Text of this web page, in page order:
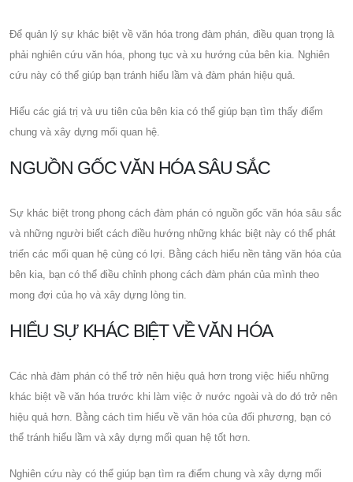
Để quản lý sự khác biệt về văn hóa trong đàm phán, điều quan trọng là
phải nghiên cứu văn hóa, phong tục và xu hướng của bên kia. Nghiên
cứu này có thể giúp bạn tránh hiểu lầm và đàm phán hiệu quả.
Hiểu các giá trị và ưu tiên của bên kia có thể giúp bạn tìm thấy điểm
chung và xây dựng mối quan hệ.
NGUỒN GỐC VĂN HÓA SÂU SẮC
Sự khác biệt trong phong cách đàm phán có nguồn gốc văn hóa sâu sắc
và những người biết cách điều hướng những khác biệt này có thể phát
triển các mối quan hệ cùng có lợi. Bằng cách hiểu nền tảng văn hóa của
bên kia, bạn có thể điều chỉnh phong cách đàm phán của mình theo
mong đợi của họ và xây dựng lòng tin.
HIỂU SỰ KHÁC BIỆT VỀ VĂN HÓA
Các nhà đàm phán có thể trở nên hiệu quả hơn trong việc hiểu những
khác biệt về văn hóa trước khi làm việc ở nước ngoài và do đó trở nên
hiệu quả hơn. Bằng cách tìm hiểu về văn hóa của đối phương, bạn có
thể tránh hiểu lầm và xây dựng mối quan hệ tốt hơn.
Nghiên cứu này có thể giúp bạn tìm ra điểm chung và xây dựng mối